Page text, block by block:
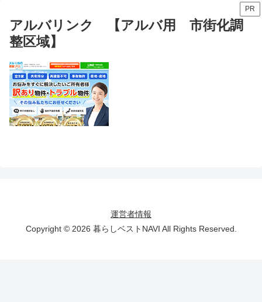
PR
アルバリンク 【アルバ用 市街化調
整区域】
運営者情報
Copyright © 2026 暮らしベストNAVI All Rights Reserved.